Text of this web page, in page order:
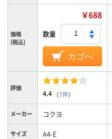
価格
(税込)
￥688
数量
カゴへ
評価
4.4 （7件）
メーカー コクヨ
サイズ A4-E